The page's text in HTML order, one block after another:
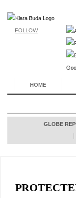
FOLLOW
HOME
GLOBE